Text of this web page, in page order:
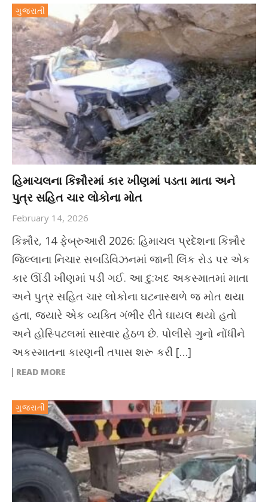
ગુજરાતી
હિમાચલના કિન્નૌરમાં કાર ખીણમાં પડતા માતા અને
પુત્ર સહિત ચાર લોકોના મોત
February 14, 2026
કિન્નૌર, 14 ફેબ્રુઆરી 2026: હિમાચલ પ્રદેશના કિન્નૌર
જિલ્લાના નિચાર સબડિવિઝનમાં જાની લિંક રોડ પર એક
કાર ઊંડી ખીણમાં પડી ગઈ. આ દુ:ખદ અકસ્માતમાં માતા
અને પુત્ર સહિત ચાર લોકોના ઘટનાસ્થળે જ મોત થયા
હતા, જ્યારે એક વ્યક્તિ ગંભીર રીતે ઘાયલ થયો હતો
અને હોસ્પિટલમાં સારવાર હેઠળ છે. પોલીસે ગુનો નોંધીને
અકસ્માતના કારણની તપાસ શરૂ કરી […]
READ MORE
ગુજરાતી